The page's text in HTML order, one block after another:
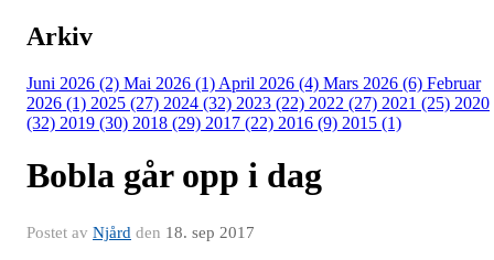
Arkiv
Juni 2026 (2) Mai 2026 (1) April 2026 (4) Mars 2026 (6) Februar
2026 (1) 2025 (27) 2024 (32) 2023 (22) 2022 (27) 2021 (25) 2020
(32) 2019 (30) 2018 (29) 2017 (22) 2016 (9) 2015 (1)
Bobla går opp i dag
Postet av Njård den 18. sep 2017